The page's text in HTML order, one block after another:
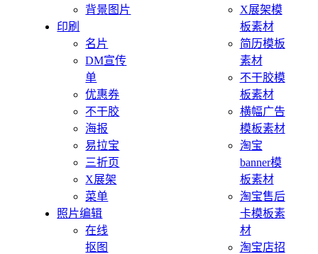
背景图片
印刷
名片
DM宣传
单
优惠券
不干胶
海报
易拉宝
三折页
X展架
菜单
照片编辑
在线
抠图
X展架模
板素材
简历模板
素材
不干胶模
板素材
横幅广告
模板素材
淘宝
banner模
板素材
淘宝售后
卡模板素
材
淘宝店招